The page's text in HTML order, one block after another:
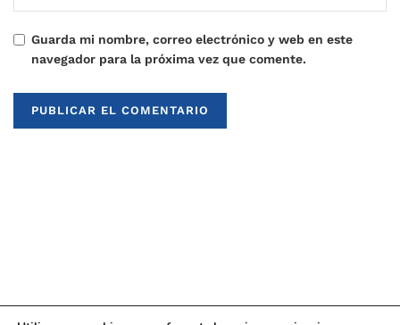
Guarda mi nombre, correo electrónico y web en este
navegador para la próxima vez que comente.